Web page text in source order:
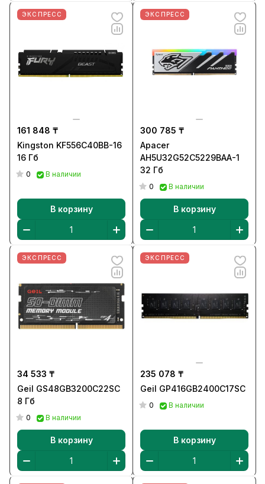
ЭКСПРЕСС
161 848 ₸
Kingston KF556C40BB-16
16 Гб
0 В наличии
В корзину
ЭКСПРЕСС
300 785 ₸
Apacer
AH5U32G52C5229BAA-1
32 Гб
0 В наличии
В корзину
ЭКСПРЕСС
34 533 ₸
Geil GS48GB3200C22SC
8 Гб
0 В наличии
В корзину
ЭКСПРЕСС
235 078 ₸
Geil GP416GB2400C17SC
0 В наличии
В корзину